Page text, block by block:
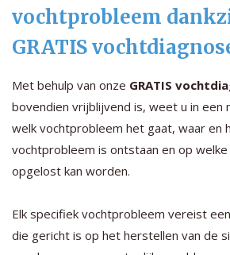
vochtprobleem
GRATIS
Met behulp van onze GRATIS
bovendien vrijblijvend is, weet u in een
welk vochtprobleem het gaat, waar en
vochtprobleem is ontstaan en op
opgelost kan worden.
Elk specifiek vochtprobleem vereist een
die gericht is op het herstellen van de